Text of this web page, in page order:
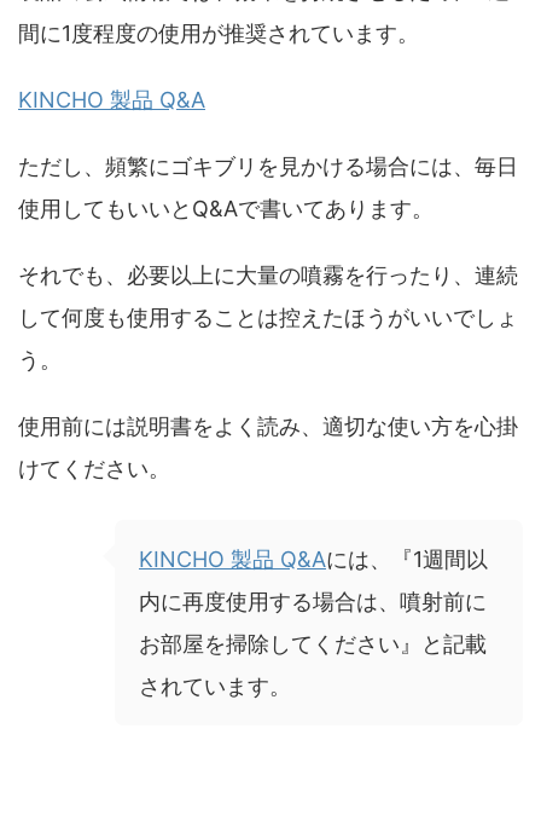
間に1度程度の使用が推奨されています。
KINCHO 製品 Q&A
ただし、頻繁にゴキブリを見かける場合には、毎日
使用してもいいとQ&Aで書いてあります。
それでも、必要以上に大量の噴霧を行ったり、連続
して何度も使用することは控えたほうがいいでしょ
う。
使用前には説明書をよく読み、適切な使い方を心掛
けてください。
KINCHO 製品 Q&Aには、『1週間以
内に再度使用する場合は、噴射前に
お部屋を掃除してください』と記載
されています。